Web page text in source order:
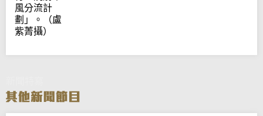
風分流計
劃」。（盧
紫菁攝）